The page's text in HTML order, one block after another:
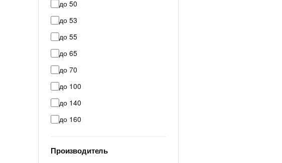
до 50
до 53
до 55
до 65
до 70
до 100
до 140
до 160
Производитель